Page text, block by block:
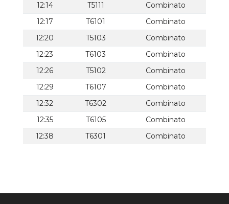
12:14
T5111
Combinato
12:17
T6101
Combinato
12:20
T5103
Combinato
12:23
T6103
Combinato
12:26
T5102
Combinato
12:29
T6107
Combinato
12:32
T6302
Combinato
12:35
T6105
Combinato
12:38
T6301 Combinato